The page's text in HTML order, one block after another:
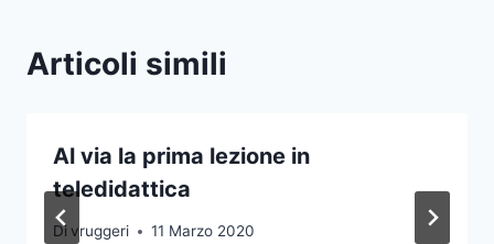
Articoli simili
Al via la prima lezione in
teledidattica
Di vruggeri 11 Marzo 2020